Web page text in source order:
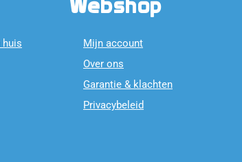
huis
Webshop
Mijn account
Over ons
Garantie & klachten
Privacybeleid